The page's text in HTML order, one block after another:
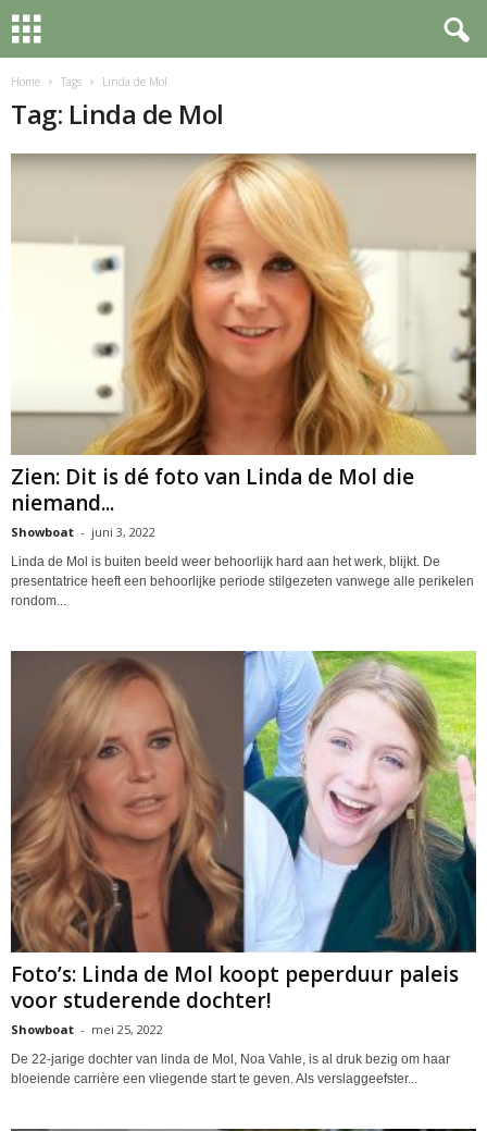
Home Tags Linda de Mol
Tag: Linda de Mol
Zien: Dit is dé foto van Linda de Mol die
niemand...
Showboat - juni 3, 2022
Linda de Mol is buiten beeld weer behoorlijk hard aan het werk, blijkt. De
presentatrice heeft een behoorlijke periode stilgezeten vanwege alle perikelen
rondom...
Foto’s: Linda de Mol koopt peperduur paleis
voor studerende dochter!
Showboat - mei 25, 2022
De 22-jarige dochter van linda de Mol, Noa Vahle, is al druk bezig om haar
bloeiende carrière een vliegende start te geven. Als verslaggeefster...